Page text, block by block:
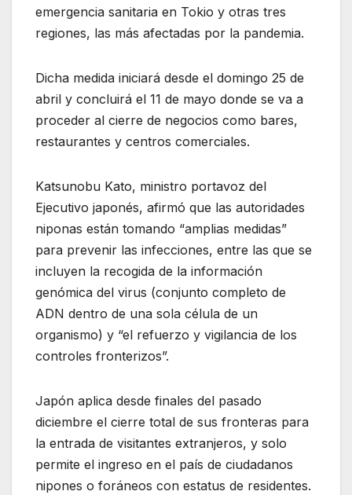
emergencia sanitaria en Tokio y otras tres
regiones, las más afectadas por la pandemia.
Dicha medida iniciará desde el domingo 25 de
abril y concluirá el 11 de mayo donde se va a
proceder al cierre de negocios como bares,
restaurantes y centros comerciales.
Katsunobu Kato, ministro portavoz del
Ejecutivo japonés, afirmó que las autoridades
niponas están tomando “amplias medidas”
para prevenir las infecciones, entre las que se
incluyen la recogida de la información
genómica del virus (conjunto completo de
ADN dentro de una sola célula de un
organismo) y “el refuerzo y vigilancia de los
controles fronterizos”.
Japón aplica desde finales del pasado
diciembre el cierre total de sus fronteras para
la entrada de visitantes extranjeros, y solo
permite el ingreso en el país de ciudadanos
nipones o foráneos con estatus de residentes.